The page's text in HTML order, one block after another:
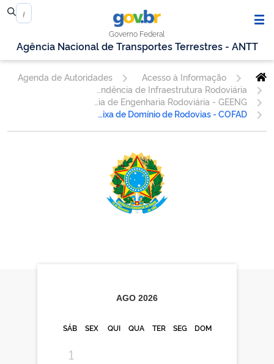
Governo Federal
Agência Nacional de Transportes Terrestres - ANTT
Acesso à Informação
Agenda de Autoridades
Coordenação de Faixa de Domínio de Rodovias - COFAD
AGO 2026
DOM
SEG
TER
QUA
QUI
SEX
SÁB
1